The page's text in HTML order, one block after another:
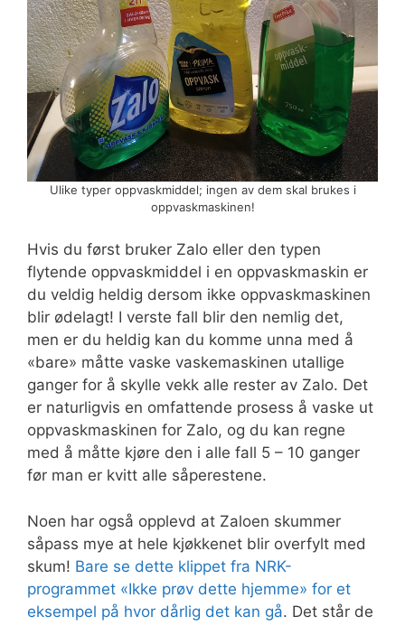
Ulike typer oppvaskmiddel; ingen av dem skal brukes i
oppvaskmaskinen!
Hvis du først bruker Zalo eller den typen
flytende oppvaskmiddel i en oppvaskmaskin er
du veldig heldig dersom ikke oppvaskmaskinen
blir ødelagt! I verste fall blir den nemlig det,
men er du heldig kan du komme unna med å
«bare» måtte vaske vaskemaskinen utallige
ganger for å skylle vekk alle rester av Zalo. Det
er naturligvis en omfattende prosess å vaske ut
oppvaskmaskinen for Zalo, og du kan regne
med å måtte kjøre den i alle fall 5 – 10 ganger
før man er kvitt alle såperestene.
Noen har også opplevd at Zaloen skummer
såpass mye at hele kjøkkenet blir overfylt med
skum! Bare se dette klippet fra NRK-
programmet «Ikke prøv dette hjemme» for et
eksempel på hvor dårlig det kan gå. Det står de